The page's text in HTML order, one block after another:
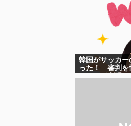
韓国がサッカ
った！ 審判を